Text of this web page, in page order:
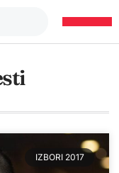
IZBORI 2017